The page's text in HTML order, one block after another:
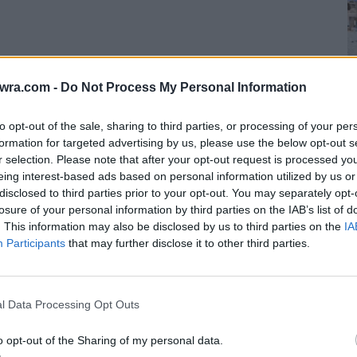
- Do Not Process My Personal Information
opt-out of the sale, sharing to third parties, or processing of your
for targeted advertising by us, please use the below opt-out
selection. Please note that after your opt-out request is processed
interest-based ads based on personal information utilized by us
to third parties prior to your opt-out. You may separately
of your personal information by third parties on the IAB’s list of
This information may also be disclosed by us to third parties on the
Participants that may further disclose it to other third parties.
Data Processing Opt Outs
opt-out of the Sharing of my personal data.
στην Αθήνα και πριν γίνει τόσο γνωστή;
στη Θεσσαλονίκη και ήταν τελείως
video τη βλέπουμε ξανθιά και τα
διαφορετικά.